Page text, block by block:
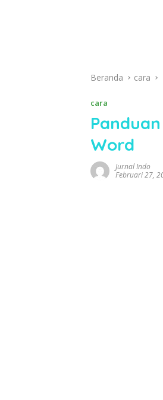
Beranda cara
cara
Word
Jurnal Indo
Februari 27,